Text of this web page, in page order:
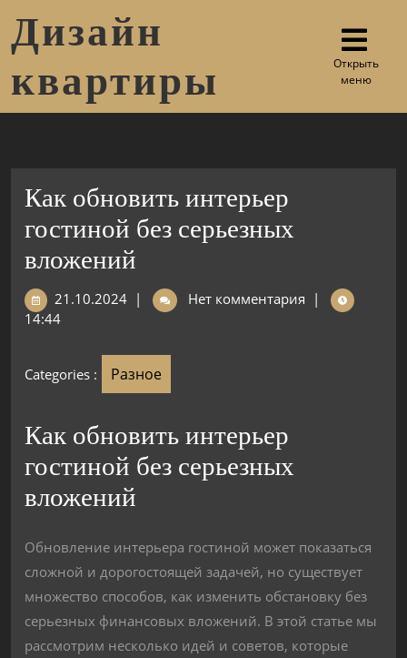
Дизайн
квартиры
Открыть
меню
Как обновить интерьер
гостиной без серьезных
вложений
21.10.2024 | Нет комментария |
14:44
Categories : Разное
Как обновить интерьер
гостиной без серьезных
вложений
Обновление интерьера гостиной может показаться
сложной и дорогостоящей задачей, но существует
множество способов, как изменить обстановку без
серьезных финансовых вложений. В этой статье мы
рассмотрим несколько идей и советов, которые